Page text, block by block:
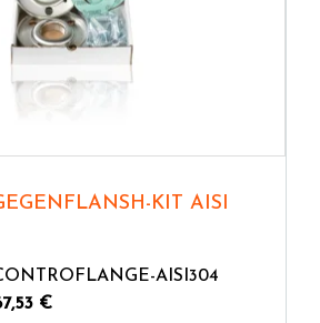
AISI304
€